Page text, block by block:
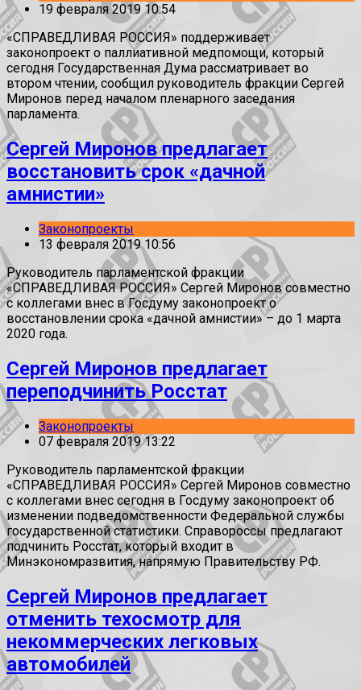
19 февраля 2019 10:54
«СПРАВЕДЛИВАЯ РОССИЯ» поддерживает
законопроект о паллиативной медпомощи, который
сегодня Государственная Дума рассматривает во
втором чтении, сообщил руководитель фракции Сергей
Миронов перед началом пленарного заседания
парламента.
Сергей Миронов предлагает
восстановить срок «дачной
амнистии»
Законопроекты
13 февраля 2019 10:56
Руководитель парламентской фракции
«СПРАВЕДЛИВАЯ РОССИЯ» Сергей Миронов совместно
с коллегами внес в Госдуму законопроект о
восстановлении срока «дачной амнистии» – до 1 марта
2020 года.
Сергей Миронов предлагает
переподчинить Росстат
Законопроекты
07 февраля 2019 13:22
Руководитель парламентской фракции
«СПРАВЕДЛИВАЯ РОССИЯ» Сергей Миронов совместно
с коллегами внес сегодня в Госдуму законопроект об
изменении подведомственности Федеральной службы
государственной статистики. Справороссы предлагают
подчинить Росстат, который входит в
Минэкономразвития, напрямую Правительству РФ.
Сергей Миронов предлагает
отменить техосмотр для
некоммерческих легковых
автомобилей